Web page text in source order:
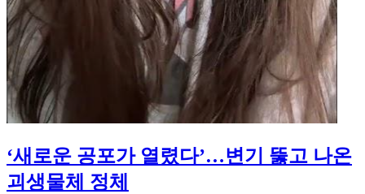
‘새로운 공포가 열렸다’…변기 뚫고 나온
괴생물체 정체